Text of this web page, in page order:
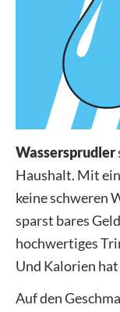
Wassersprudler
Haushalt. Mit
keine schweren
sparst bares
hochwertiges
Und Kalorien hat
Auf den